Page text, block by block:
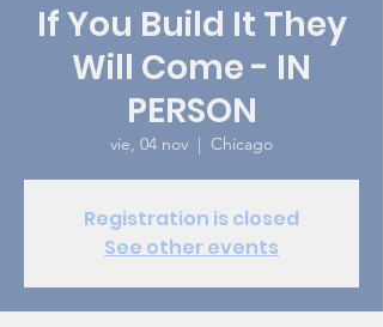
If You Build It They
Will Come - IN
PERSON
vie, 04 nov
  |
Chicago
Registration is closed
See other events